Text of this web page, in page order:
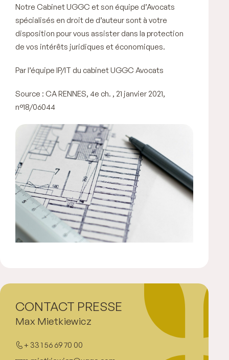
Notre Cabinet UGGC et son équipe d’Avocats
spécialisés en droit de d’auteur sont à votre
disposition pour vous assister dans la protection
de vos intérêts juridiques et économiques.
Par l’équipe IP/IT du cabinet UGGC Avocats
Source : CA RENNES, 4e ch. , 21 janvier 2021,
n°18/06044
Max Mietkiewicz
+ 33 1 56 69 70 00
CONTACT PRESSE